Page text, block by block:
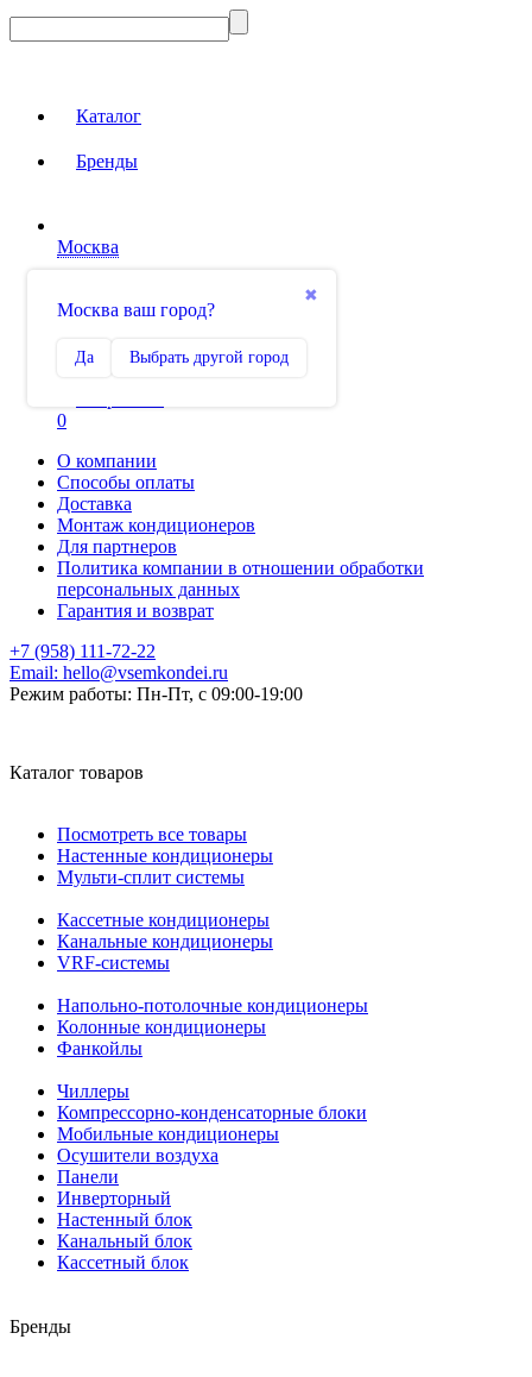
Каталог
Бренды
Москва
✖
Москва ваш город?
Да Выбрать другой город
Сравнение
0
О компании
Способы оплаты
Доставка
Монтаж кондиционеров
Для партнеров
Политика компании в отношении обработки
персональных данных
Гарантия и возврат
+7 (958) 111-72-22
Email: hello@vsemkondei.ru
Режим работы: Пн-Пт, с 09:00-19:00
Каталог товаров
Посмотреть все товары
Настенные кондиционеры
Мульти-сплит системы
Кассетные кондиционеры
Канальные кондиционеры
VRF-системы
Напольно-потолочные кондиционеры
Колонные кондиционеры
Фанкойлы
Чиллеры
Компрессорно-конденсаторные блоки
Мобильные кондиционеры
Осушители воздуха
Панели
Инверторный
Настенный блок
Канальный блок
Кассетный блок
Бренды